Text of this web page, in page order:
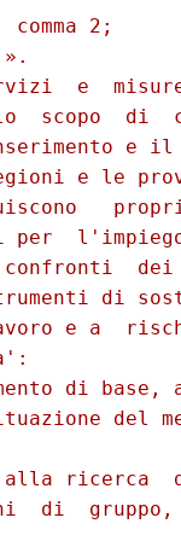
comma 2;
e
scopo  di
e
e le
per
di
e a
di base,
del
ricerca
di